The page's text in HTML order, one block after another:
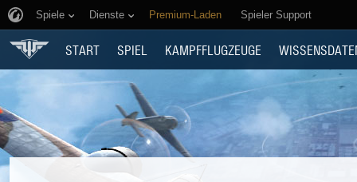
Spiele Dienste Premium-Laden Spieler Support
START SPIEL KAMPFFLUGZEUGE